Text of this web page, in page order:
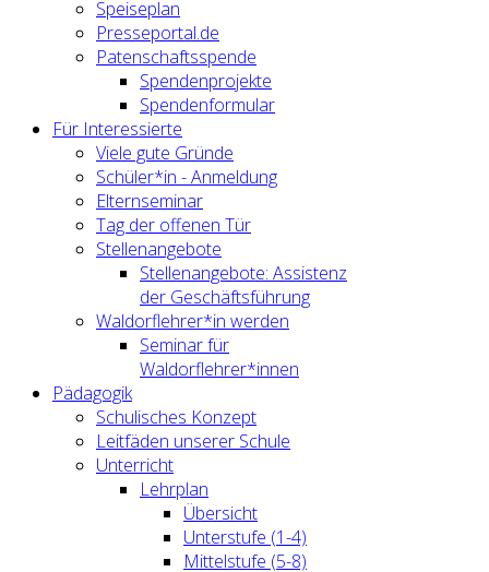
Speiseplan
Presseportal.de
Patenschaftsspende
Spendenprojekte
Spendenformular
Für Interessierte
Viele gute Gründe
Schüler*in - Anmeldung
Elternseminar
Tag der offenen Tür
Stellenangebote
Stellenangebote: Assistenz
der Geschäftsführung
Waldorflehrer*in werden
Seminar für
Waldorflehrer*innen
Pädagogik
Schulisches Konzept
Leitfäden unserer Schule
Unterricht
Lehrplan
Übersicht
Unterstufe (1-4)
Mittelstufe (5-8)